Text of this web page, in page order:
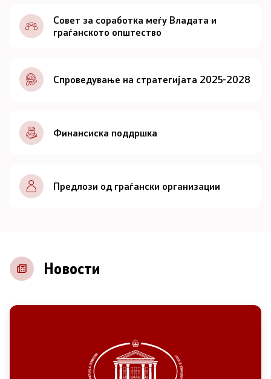
Документи
Совет
За советот
Документи
Записници и дневни редови од седниците на
Советот
Контакт
Основање на здружение
Совет за соработка меѓу Владата и
граѓанското општество
Спроведување на стратегијата 2025-2028
Финансиска поддршка
Предлози од граѓански организации
Новости